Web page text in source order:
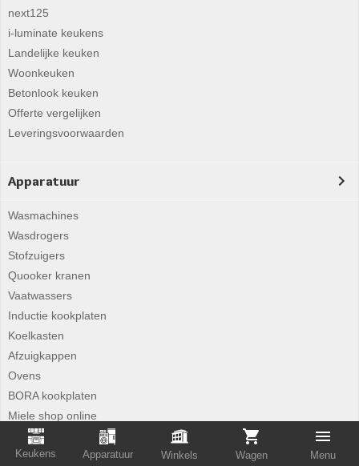
Keukens Apparatuur Winkels Wagen Menu
next125
i-luminate keukens
Landelijke keuken
Woonkeuken
Betonlook keuken
Offerte vergelijken
Leveringsvoorwaarden
Apparatuur
Wasmachines
Wasdrogers
Stofzuigers
Quooker kranen
Vaatwassers
Inductie kookplaten
Koelkasten
Afzuigkappen
Ovens
BORA kookplaten
Miele shop online